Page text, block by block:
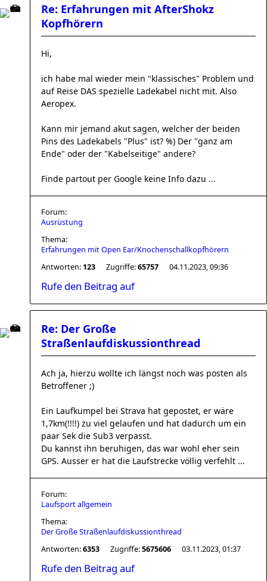
Re: Erfahrungen mit AfterShokz
Kopfhörern
Hi,
ich habe mal wieder mein "klassisches" Problem und
auf Reise DAS spezielle Ladekabel nicht mit. Also
Aeropex.
Kann mir jemand akut sagen, welcher der beiden
Pins des Ladekabels "Plus" ist? %) Der "ganz am
Ende" oder der "Kabelseitige" andere?
Finde partout per Google keine Info dazu ...
Forum:
Ausrüstung
Thema:
Erfahrungen mit Open Ear/Knochenschallkopfhörern
Antworten: 123 Zugriffe:65757 04.11.2023, 09:36
Rufe den Beitrag auf
Re: Der Große
Straßenlaufdiskussionthread
Ach ja, hierzu wollte ich längst noch was posten als
Betroffener ;)
Ein Laufkumpel bei Strava hat gepostet, er wäre
1,7km(!!!!) zu viel gelaufen und hat dadurch um ein
paar Sek die Sub3 verpasst.
Du kannst ihn beruhigen, das war wohl eher sein
GPS. Ausser er hat die Laufstrecke völlig verfehlt ...
Forum:
Laufsport allgemein
Thema:
Der Große Straßenlaufdiskussionthread
Antworten:6353 Zugriffe:5675606 03.11.2023, 01:37
Rufe den Beitrag auf